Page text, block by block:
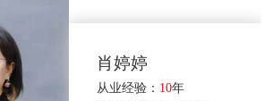
肖婷婷
从业经验： 10年